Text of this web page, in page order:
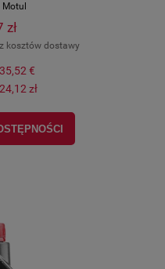
Motul
zł
kosztów dostawy
35,52 €
zł